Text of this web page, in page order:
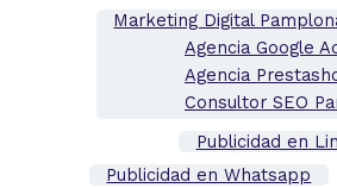
Marketing Digital
Agencia Google
Agencia
Consultor SEO
Publicidad en
Publicidad en Whatsapp